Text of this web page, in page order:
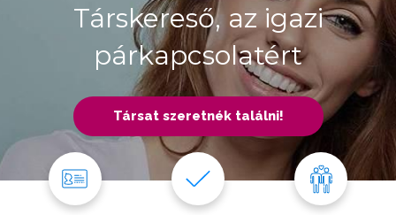
Társkereső, az igazi
párkapcsolatért
Társat szeretnék találni!